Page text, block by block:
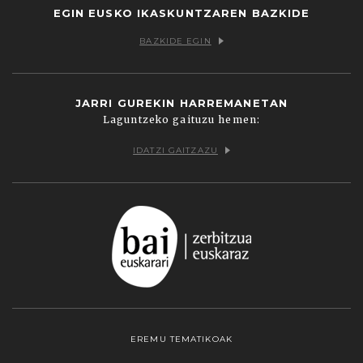
EGIN EUSKO IKASKUNTZAREN BAZKIDE
BAZKIDE EGIN
JARRI GUREKIN HARREMANETAN
Laguntzeko gaituzu hemen:
IDATZI GAITZAZU
EREMU TEMATIKOAK